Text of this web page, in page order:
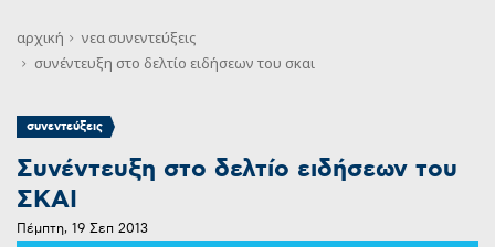
αρχική νεα συνεντεύξεις
συνέντευξη στο δελτίο ειδήσεων του σκαι
συνεντεύξεις
Συνέντευξη στο δελτίο ειδήσεων του
ΣΚΑΙ
Πέμπτη, 19 Σεπ 2013